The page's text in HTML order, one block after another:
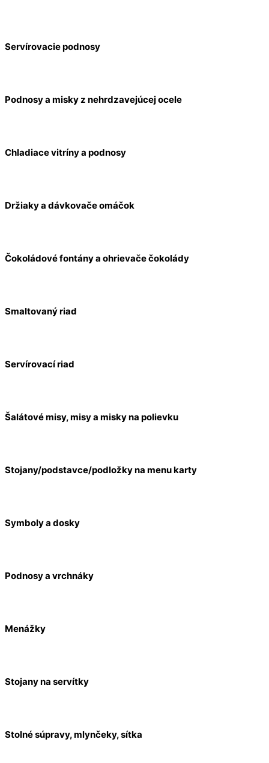
Servírovacie podnosy
Podnosy a misky z nehrdzavejúcej ocele
Chladiace vitríny a podnosy
Držiaky a dávkovače omáčok
Čokoládové fontány a ohrievače čokolády
Smaltovaný riad
Servírovací riad
Šalátové misy, misy a misky na polievku
Stojany/podstavce/podložky na menu karty
Symboly a dosky
Podnosy a vrchnáky
Menážky
Stojany na servítky
Stolné súpravy, mlynčeky, sítka